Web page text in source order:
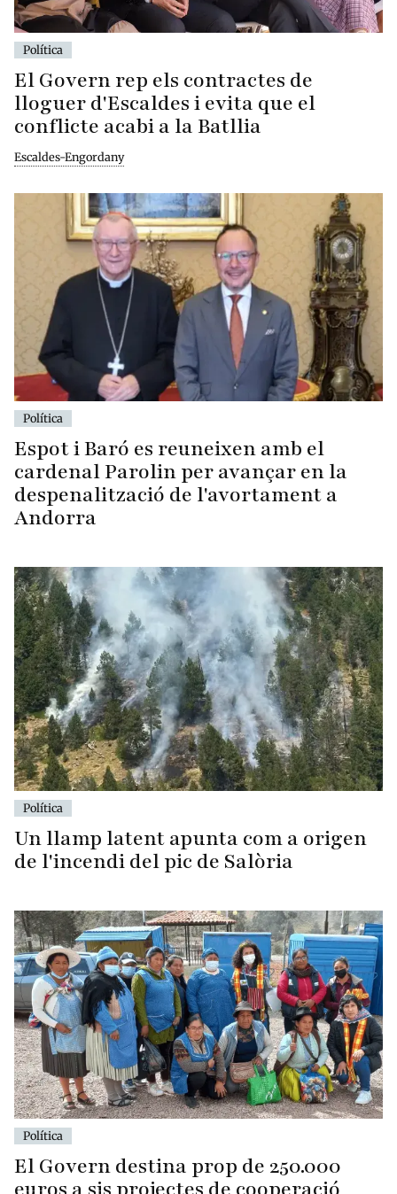
Política
El Govern rep els contractes de
lloguer d'Escaldes i evita que el
conflicte acabi a la Batllia
Escaldes-Engordany
Política
Espot i Baró es reuneixen amb el
cardenal Parolin per avançar en la
despenalització de l'avortament a
Andorra
Política
Un llamp latent apunta com a origen
de l'incendi del pic de Salòria
Política
El Govern destina prop de 250.000